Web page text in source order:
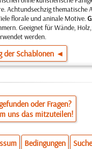
Achtundsechzig thematische
florale und aninale Motive.
Geeignet für Wände,
werden.
der Schablonen ◄
oder Fragen?
uns das mitzuteilen!
Bedingungen